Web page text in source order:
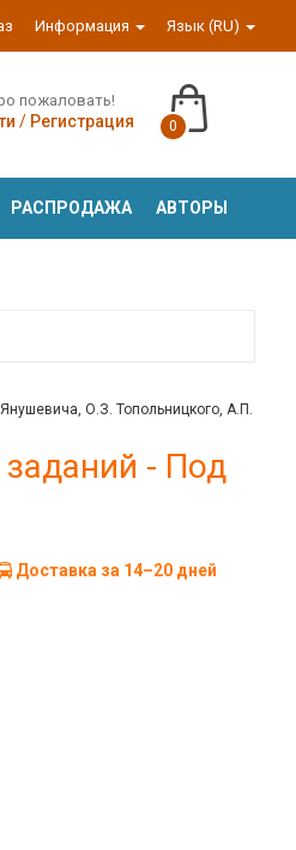
Информация Язык (RU)
пожаловать!
/ Регистрация 0
РАСПРОДАЖА АВТОРЫ
О.З. Топольницкого, А.П.
- Под
Доставка за 14–20 дней